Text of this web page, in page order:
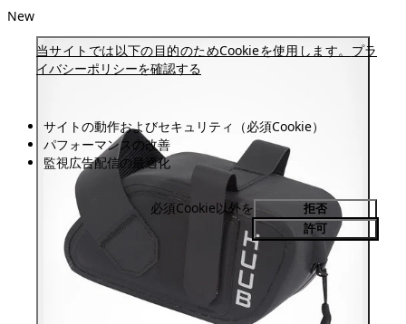
当サイトでは以下の目的のためCookieを使用します。 プラ
イバシーポリシーを確認する
サイトの動作およびセキュリティ（必須Cookie）
パフォーマンスの改善
監視広告配信の最適化
必須Cookie以外を
拒否
許可
New